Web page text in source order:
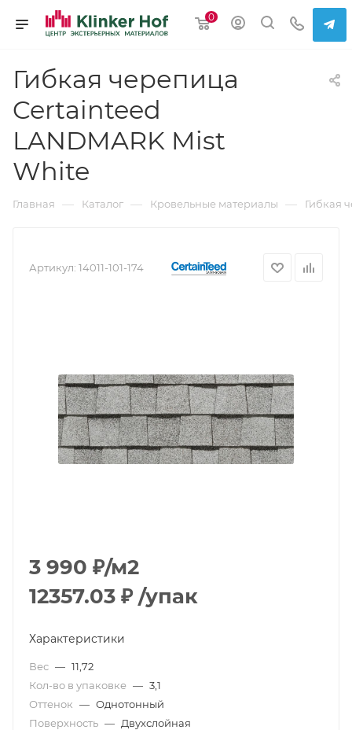
0
Гибкая черепица
Certainteed
LANDMARK Mist
White
Главная — Каталог — Кровельные материалы — Гибкая
Артикул: 14011-101-174
3 990 ₽/м2
12357.03 ₽ /упак
Характеристики
Вес — 11,72
Кол-во в упаковке — 3,1
Оттенок — Однотонный
Поверхность — Двухслойная